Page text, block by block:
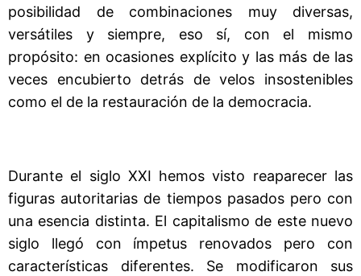
posibilidad de combinaciones muy diversas,
versátiles y siempre, eso sí, con el mismo
propósito: en ocasiones explícito y las más de las
veces encubierto detrás de velos insostenibles
como el de la restauración de la democracia.
Durante el siglo XXI hemos visto reaparecer las
figuras autoritarias de tiempos pasados pero con
una esencia distinta. El capitalismo de este nuevo
siglo llegó con ímpetus renovados pero con
características diferentes. Se modificaron sus